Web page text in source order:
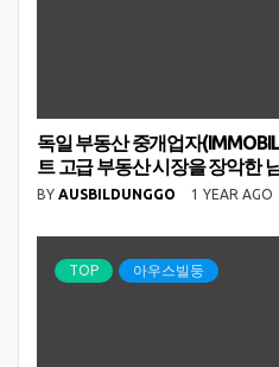
독일 부동산 중개업자
트 고급 부동산 시장을 장악한
BY AUSBILDUNGGO 1 YEAR AGO
TOP 아우스빌둥